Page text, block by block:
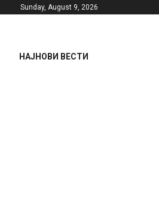
Sunday, August 9, 2026
НАЈНОВИ ВЕСТИ